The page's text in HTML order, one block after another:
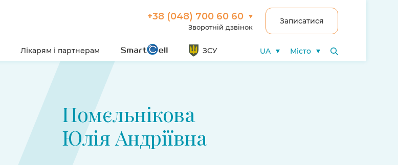
+38 (048) 700 60 60
Зворотній дзвінок
Записатися
Лікарям і партнерам ЗСУ UA Місто
Помєльнікова
Юлія Андріївна